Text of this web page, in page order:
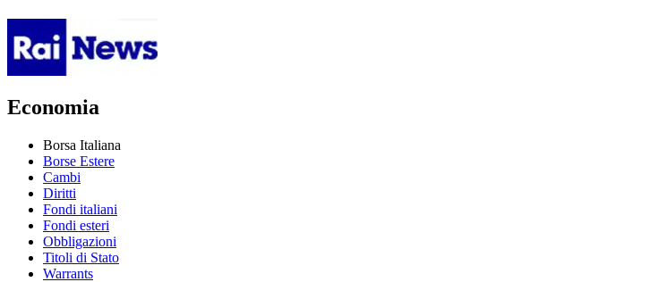
Economia
Borsa Italiana
Borse Estere
Cambi
Diritti
Fondi italiani
Fondi esteri
Obbligazioni
Titoli di Stato
Warrants